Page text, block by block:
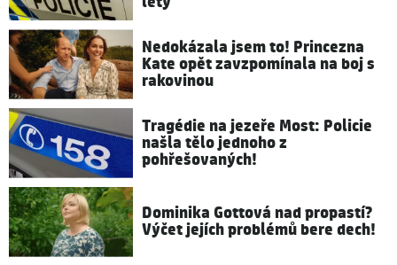
Nedokázala jsem to! Princezna
Kate opět zavzpomínala na boj s
rakovinou
Tragédie na jezeře Most: Policie
našla tělo jednoho z
pohřešovaných!
Dominika Gottová nad propastí?
Výčet jejích problémů bere dech!